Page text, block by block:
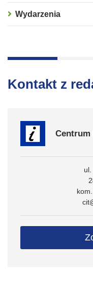
Wydarzenia
Kontakt z
ul.